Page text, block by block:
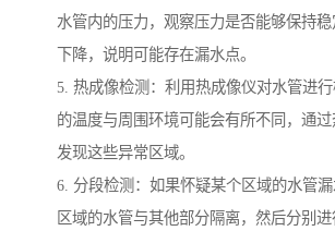
水管内的压力，观察压力是否能够保持
下降，说明可能存在漏水点。
5. 热成像检测：利用热成像仪对水管进
的温度与周围环境可能会有所不同，通
发现这些异常区域。
6. 分段检测：如果怀疑某个区域的水管
区域的水管与其他部分隔离，然后分别